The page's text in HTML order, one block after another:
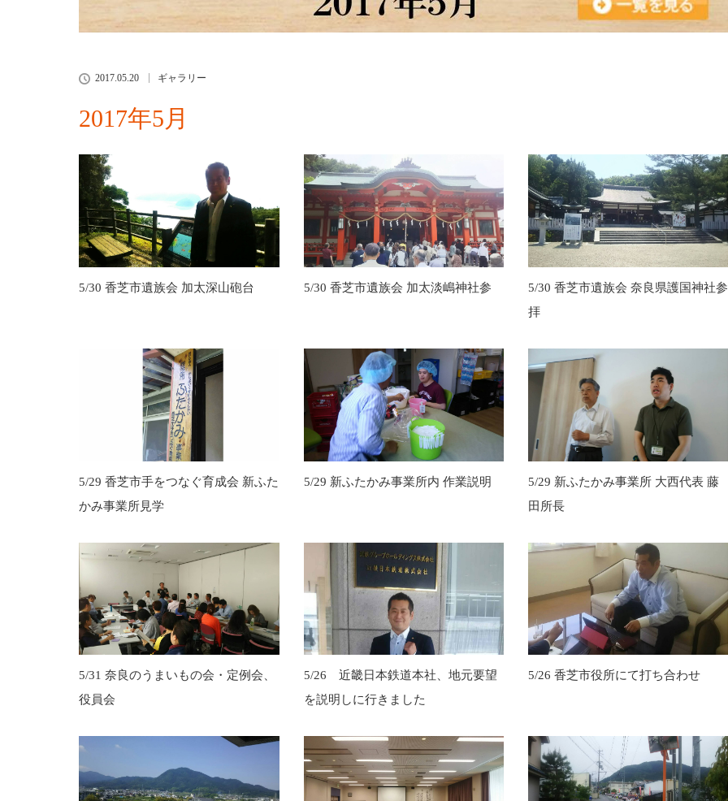
2017.05.20 ギャラリー
2017年5月
5/30 香芝市遺族会 加太深山砲台 5/30 香芝市遺族会 加太淡嶋神社参
5/30 香芝市遺族会 奈良県護国神社参
拝
5/29 香芝市手をつなぐ育成会 新ふた
かみ事業所見学
5/29 新ふたかみ事業所内 作業説明
5/29 新ふたかみ事業所 大西代表 藤
田所長
5/31 奈良のうまいもの会・定例会、
役員会
5/26 近畿日本鉄道本社、地元要望
を説明しに行きました
5/26 香芝市役所にて打ち合わせ